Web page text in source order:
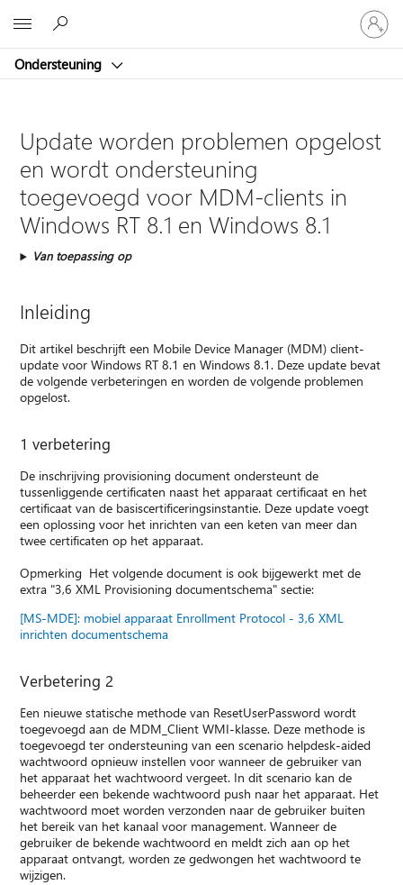
Ondersteuning
Meld
je
aan
je
Update worden problemen opgelost
en wordt ondersteuning
toegevoegd voor MDM-clients in
Windows RT 8.1 en Windows 8.1
Van toepassing op
Inleiding
Dit artikel beschrijft een Mobile Device Manager (MDM) client-
update voor Windows RT 8.1 en Windows 8.1. Deze update bevat
de volgende verbeteringen en worden de volgende problemen
opgelost.
1 verbetering
De inschrijving provisioning document ondersteunt de
tussenliggende certificaten naast het apparaat certificaat en het
certificaat van de basiscertificeringsinstantie. Deze update voegt
een oplossing voor het inrichten van een keten van meer dan
twee certificaten op het apparaat.
Opmerking Het volgende document is ook bijgewerkt met de
extra "3,6 XML Provisioning documentschema" sectie:
[MS-MDE]: mobiel apparaat Enrollment Protocol - 3,6 XML
inrichten documentschema
Verbetering 2
Een nieuwe statische methode van ResetUserPassword wordt
toegevoegd aan de MDM_Client WMI-klasse. Deze methode is
toegevoegd ter ondersteuning van een scenario helpdesk-aided
wachtwoord opnieuw instellen voor wanneer de gebruiker van
het apparaat het wachtwoord vergeet. In dit scenario kan de
beheerder een bekende wachtwoord push naar het apparaat. Het
wachtwoord moet worden verzonden naar de gebruiker buiten
het bereik van het kanaal voor management. Wanneer de
gebruiker de bekende wachtwoord en meldt zich aan op het
apparaat ontvangt, worden ze gedwongen het wachtwoord te
wijzigen.